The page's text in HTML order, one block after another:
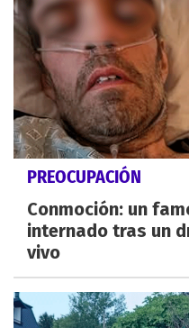
PREOCUPACIÓN
Conmoción: un
internado tras un
vivo